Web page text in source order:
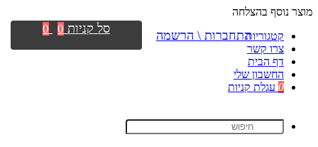
מוצר נוסף בהצלחה
קטגוריות
צרו קשר
דף הבית
החשבון שלי
0 עגלת קניות
התחברות \ הרשמה סל קניות 0
0